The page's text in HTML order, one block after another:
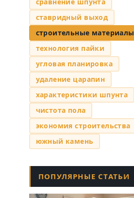
сравнение шпунта
ставридный выход
строительные материалы
технология пайки
угловая планировка
удаление царапин
характеристики шпунта
чистота пола
экономия строительства
южный камень
ПОПУЛЯРНЫЕ СТАТЬИ